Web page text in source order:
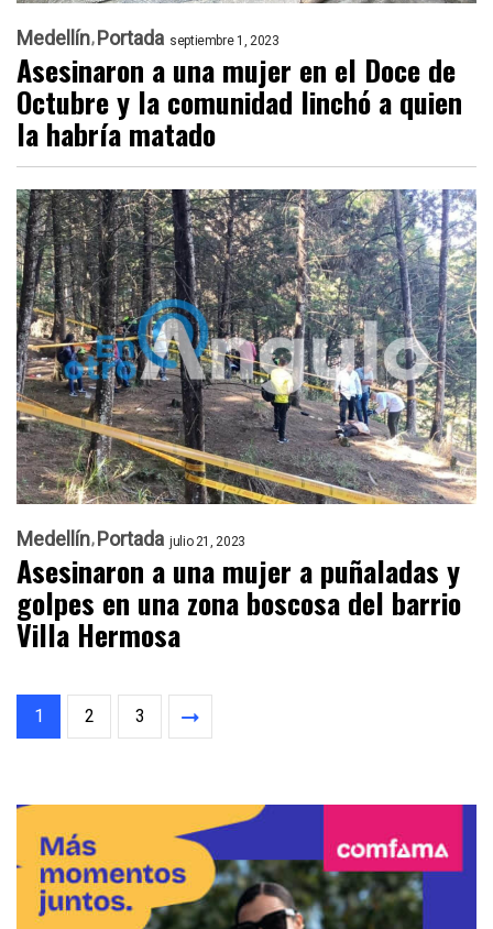
Medellín Portada septiembre 1, 2023
Asesinaron a una mujer en el Doce de
Octubre y la comunidad linchó a quien
la habría matado
Medellín Portada julio 21, 2023
Asesinaron a una mujer a puñaladas y
golpes en una zona boscosa del barrio
Villa Hermosa
1 2 3